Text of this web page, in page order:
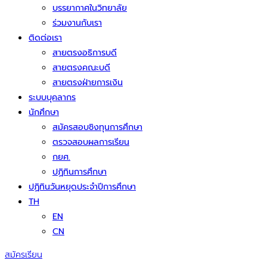
บรรยากาศในวิทยาลัย
ร่วมงานกับเรา
ติดต่อเรา
สายตรงอธิการบดี
สายตรงคณะบดี
สายตรงฝ่ายการเงิน
ระบบบุคลากร
นักศึกษา
สมัครสอบชิงทุนการศึกษา
ตรวจสอบผลการเรียน
กยศ.
ปฏิทินการศึกษา
ปฏิทินวันหยุดประจำปีการศึกษา
TH
EN
CN
สมัครเรียน